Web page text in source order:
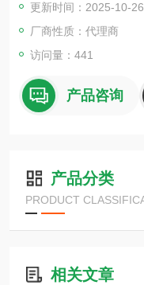
且对微弱光的高精度及高
BM-5AC为具有高信赖
度计。
更新时间：2025-10-26
厂商性质：代理商
访问量：441
产品咨询
产品分类
PRODUCT
相关文章